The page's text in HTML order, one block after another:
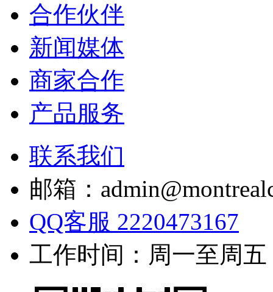
合作伙伴
新闻媒体
商家合作
产品服务
联系我们
邮箱：
QQ客服 2220473167
工作时间：周一至周